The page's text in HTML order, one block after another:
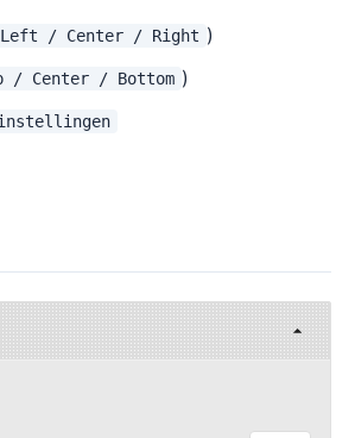
Left / Center / Right )
/ Center / Bottom )
instellingen